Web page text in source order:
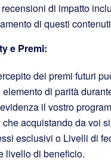
di impatto
di questi
e Premi:
dei premi futuri
elemento di parità
il vostro
che acquistando da voi
esclusivi o Livelli di
livello di beneficio.